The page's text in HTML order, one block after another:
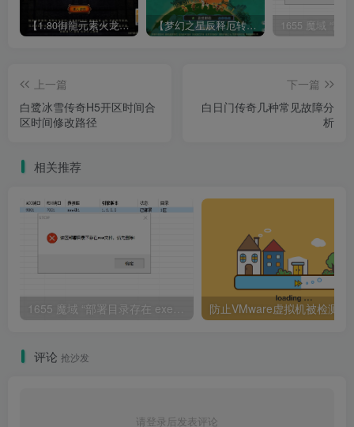
【1.80御龍元素火龙[摸摸登陆器]】战神引擎WIN服务端+GM工具+充值后台+双端+架设教程 【梦幻之星辰释厄转尊享挂机版】MT3换皮梦幻西游Linux服务端+GM后台+双端+源码+架设教程
上一篇
白鹭冰雪传奇H5开区时间合
区时间修改路径
下一篇
白日门传奇几种常见故障分
析
相关推荐
1655 魔域 “部署目录存在 exe 文件” 报错解决指南
评论 抢沙发
请登录后发表评论